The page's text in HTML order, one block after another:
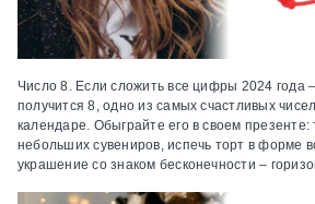
Число 8.Если сложить все цифры 2024 года
получится 8, одно из самых счастливых
календаре. Обыграйте его в своем
небольших сувениров, испечь торт в форме
украшение со знаком бесконечности –